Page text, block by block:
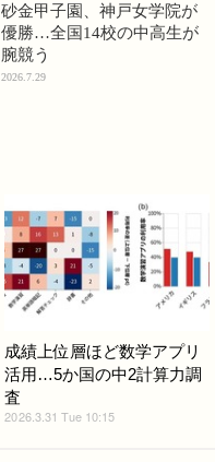
砂金甲子園、神戸女学院が
優勝…全国14校の中高生が
腕競う
2026.7.29
成績上位層ほど数学アプリ
活用…5か国の中2計算力調
査
2026.3.31 Tue 10:15